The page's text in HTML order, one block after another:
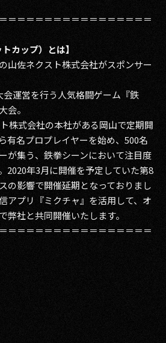
＝＝＝＝＝＝＝＝＝＝＝＝＝＝＝＝
カップ）とは】
山佐ネクスト株式会社がスポンサー
会運営を行う人気格闘ゲーム『鉄
会。
株式会社の本社がある岡山で定期開
有名プロプレイヤーを始め、500名
が集う、鉄拳シーンにおいて注目度
2020年3月に開催を予定していた第8
の影響で開催延期となっておりまし
アプリ『ミクチャ』を活用して、オ
弊社と共同開催いたします。
＝＝＝＝＝＝＝＝＝＝＝＝＝＝＝＝